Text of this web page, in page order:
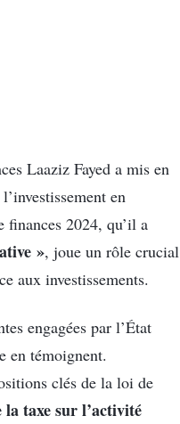
Laaziz Fayed a mis en
en
2024, qu’il a
», joue un rôle crucial
aux investissements.
engagées par l’État
en témoignent.
clés de la loi de
la taxe sur l’activité